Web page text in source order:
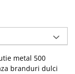
metal 500
branduri dulci